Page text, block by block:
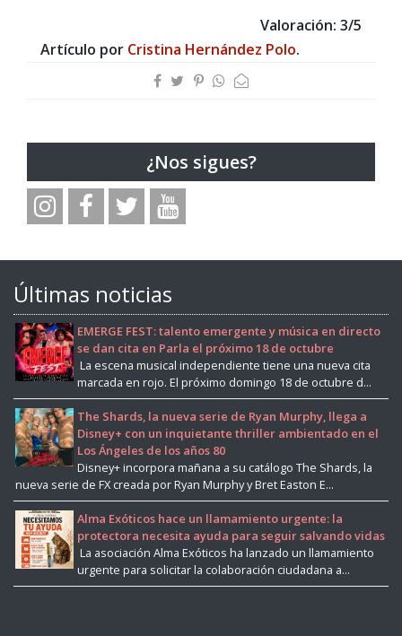
Valoración: 3/5
Artículo por Cristina Hernández Polo.
¿Nos sigues?
Últimas noticias
EMERGE FEST: talento emergente y música en directo
se dan cita en Parla el próximo 18 de octubre
La escena musical independiente tiene una nueva cita
marcada en rojo. El próximo domingo 18 de octubre d...
The Shards, la nueva serie de Ryan Murphy, llega a
Disney+ con un inquietante thriller ambientado en el
Los Ángeles de los años 80
Disney+ incorpora mañana a su catálogo The Shards, la
nueva serie de FX creada por Ryan Murphy y Bret Easton E...
Alma Exóticos hace un llamamiento urgente: la
protectora necesita ayuda para seguir salvando vidas
La asociación Alma Exóticos ha lanzado un llamamiento
urgente para solicitar la colaboración ciudadana a...